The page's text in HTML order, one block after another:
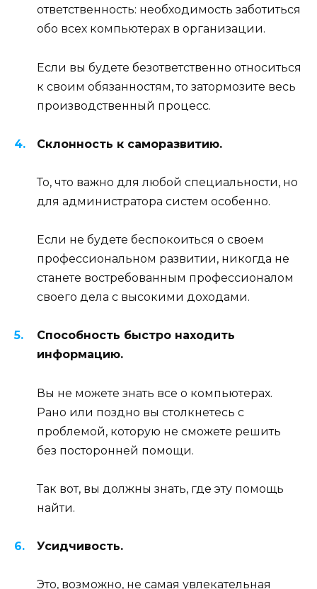
ответственность: необходимость заботиться
обо всех компьютерах в организации.
Если вы будете безответственно относиться
к своим обязанностям, то затормозите весь
производственный процесс.
Склонность к саморазвитию.
То, что важно для любой специальности, но
для администратора систем особенно.
Если не будете беспокоиться о своем
профессиональном развитии, никогда не
станете востребованным профессионалом
своего дела с высокими доходами.
Способность быстро находить
информацию.
Вы не можете знать все о компьютерах.
Рано или поздно вы столкнетесь с
проблемой, которую не сможете решить
без посторонней помощи.
Так вот, вы должны знать, где эту помощь
найти.
Усидчивость.
Это, возможно, не самая увлекательная